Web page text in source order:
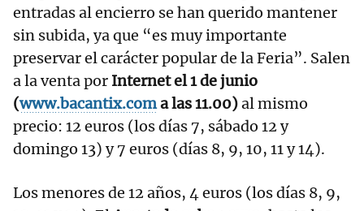
entradas al encierro se han querido mantener
sin subida, ya que “es muy importante
preservar el carácter popular de la Feria”. Salen
a la venta por Internet el 1 de junio
(www.bacantix.coma las 11.00)al mismo
precio: 12 euros (los días 7, sábado 12 y
domingo 13) y 7 euros (días 8, 9, 10, 11 y 14).
Los menores de 12 años, 4 euros (los días 8, 9,